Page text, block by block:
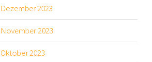
Dezember 2023
November 2023
Oktober 2023